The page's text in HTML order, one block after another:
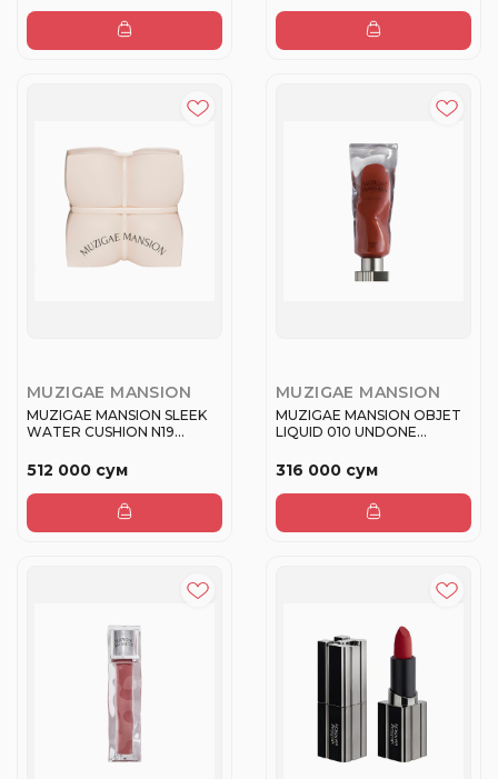
MUZIGAE MANSION
MUZIGAE MANSION SLEEK
WATER CUSHION N19
512 000 сум
MUZIGAE MANSION
MUZIGAE MANSION OBJET
LIQUID 010 UNDONE
316 000 сум